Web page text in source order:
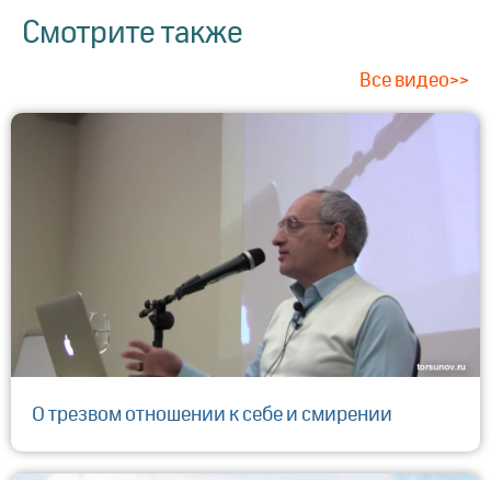
Смотрите также
Все видео>>
О трезвом отношении к себе и смирении